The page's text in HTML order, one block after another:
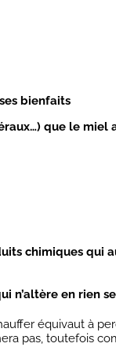
bienfaits
que le miel
chimiques qui
en rien
équivaut à
pas, toutefois